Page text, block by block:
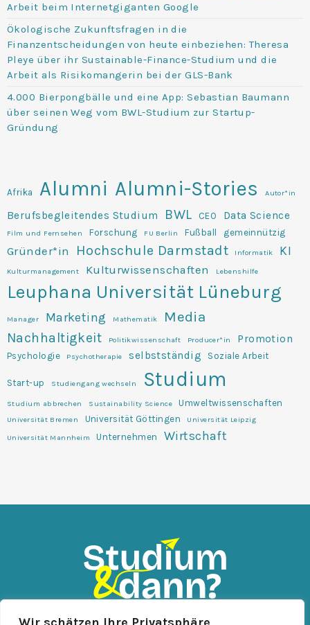
Arbeit beim Internetgiganten Google
Ökologische Zukunftsfragen in die
Finanzentscheidungen von heute einbeziehen: Theresa
Pleye über ihr Sustainable-Finance-Studium und die
Arbeit als Risikomangerin bei der GLS-Bank
4.000 Bierpongbälle und eine App: Sebastian Baumann
über seinen Weg vom BWL-Studium zur Startup-
Gründung
Afrika Alumni Alumni-Stories Autor*in
Berufsbegleitendes Studium BWL CEO Data Science
Film und Fernsehen Forschung FU Berlin Fußball gemeinnützig
Gründer*in Hochschule Darmstadt Informatik KI
Kulturmanagement Kulturwissenschaften Lebenshilfe
Leuphana Universität Lüneburg
Manager Marketing Mathematik Media
Nachhaltigkeit Politikwissenschaft Producer*in Promotion
Psychologie Psychotherapie selbstständig Soziale Arbeit
Start-up Studiengang wechseln Studium
Studium abbrechen Sustainability Science Umweltwissenschaften
Universität Bremen Universität Göttingen
Universität Leipzig
Universität Mannheim
Unternehmen Wirtschaft